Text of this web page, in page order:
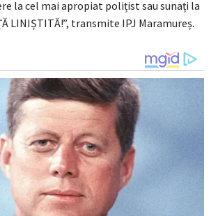
la cel mai apropiat polițist sau sunați la
LINIȘTITĂ!”, transmite IPJ Maramureș.